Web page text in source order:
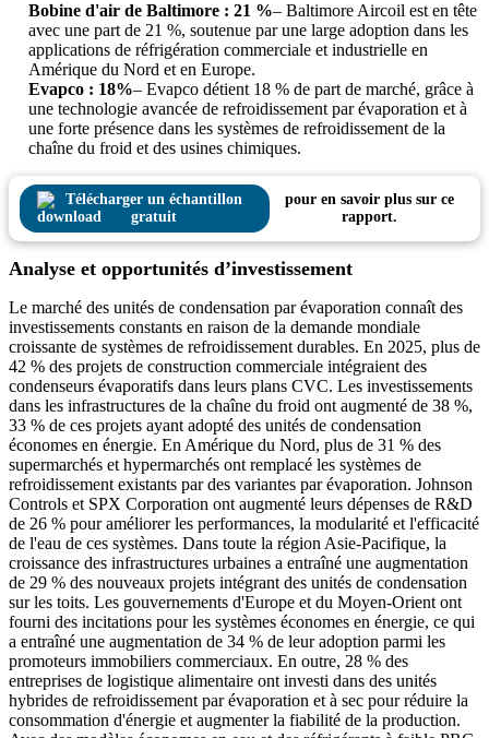
Bobine d'air de Baltimore : 21 %– Baltimore Aircoil est en tête
avec une part de 21 %, soutenue par une large adoption dans les
applications de réfrigération commerciale et industrielle en
Amérique du Nord et en Europe.
Evapco : 18%– Evapco détient 18 % de part de marché, grâce à
une technologie avancée de refroidissement par évaporation et à
une forte présence dans les systèmes de refroidissement de la
chaîne du froid et des usines chimiques.
Télécharger un échantillon
gratuit
pour en savoir plus sur ce
rapport.
Analyse et opportunités d’investissement
Le marché des unités de condensation par évaporation connaît des
investissements constants en raison de la demande mondiale
croissante de systèmes de refroidissement durables. En 2025, plus de
42 % des projets de construction commerciale intégraient des
condenseurs évaporatifs dans leurs plans CVC. Les investissements
dans les infrastructures de la chaîne du froid ont augmenté de 38 %,
33 % de ces projets ayant adopté des unités de condensation
économes en énergie. En Amérique du Nord, plus de 31 % des
supermarchés et hypermarchés ont remplacé les systèmes de
refroidissement existants par des variantes par évaporation. Johnson
Controls et SPX Corporation ont augmenté leurs dépenses de R&D
de 26 % pour améliorer les performances, la modularité et l'efficacité
de l'eau de ces systèmes. Dans toute la région Asie-Pacifique, la
croissance des infrastructures urbaines a entraîné une augmentation
de 29 % des nouveaux projets intégrant des unités de condensation
sur les toits. Les gouvernements d'Europe et du Moyen-Orient ont
fourni des incitations pour les systèmes économes en énergie, ce qui
a entraîné une augmentation de 34 % de leur adoption parmi les
promoteurs immobiliers commerciaux. En outre, 28 % des
entreprises de logistique alimentaire ont investi dans des unités
hybrides de refroidissement par évaporation et à sec pour réduire la
consommation d'énergie et augmenter la fiabilité de la production.